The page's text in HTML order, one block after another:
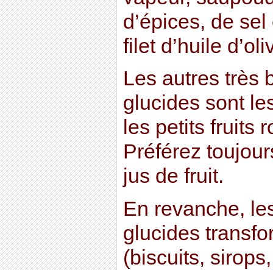
d’épices, de
filet d’huile
Les autres très
glucides sont
les petits fruits
Préférez
jus de fruit.
En revanche,
glucides
(biscuits,